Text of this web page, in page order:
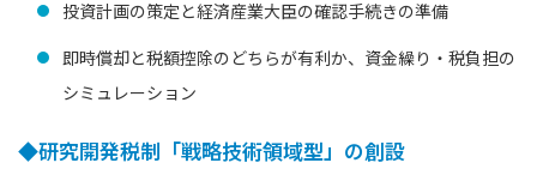
投資計画の策定と経済産業大臣の確認手続きの準備
即時償却と税額控除のどちらが有利か、資金繰り・税負担の
シミュレーション
◆研究開発税制「戦略技術領域型」の創設